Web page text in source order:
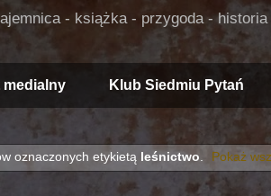
- książka - przygoda -
medialny Klub Siedmiu Pytań
oznaczonych etykietą leśnictwo. Pokaż